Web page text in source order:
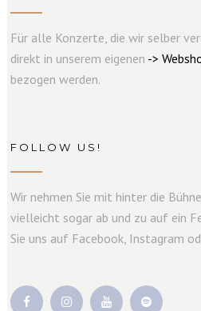
Für alle Konzerte, die wir selber
direkt in unserem eigenen ->Webs
bezogen werden.
FOLLOW US!
Wir nehmen Sie mit hinter die
vielleicht sogar ab und zu auf ein
Sie uns auf Facebook, Instagram